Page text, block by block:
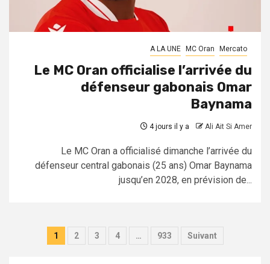
A LA UNE MC Oran Mercato
Le MC Oran officialise l’arrivée du
défenseur gabonais Omar
Baynama
4 jours il y a Ali Ait Si Amer
Le MC Oran a officialisé dimanche l’arrivée du
défenseur central gabonais (25 ans) Omar Baynama
jusqu’en 2028, en prévision de...
Pagination
1 2 3 4 … 933 Suivant